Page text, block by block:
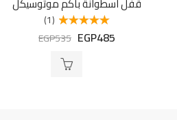
5.00من 5
(1)
EGP485
EGP535